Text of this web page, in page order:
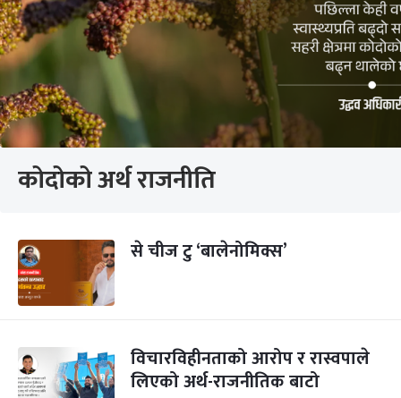
कोदोको अर्थ राजनीति
से चीज टु ‘बालेनोमिक्स’
विचारविहीनताको आरोप र रास्वपाले
लिएको अर्थ-राजनीतिक बाटो